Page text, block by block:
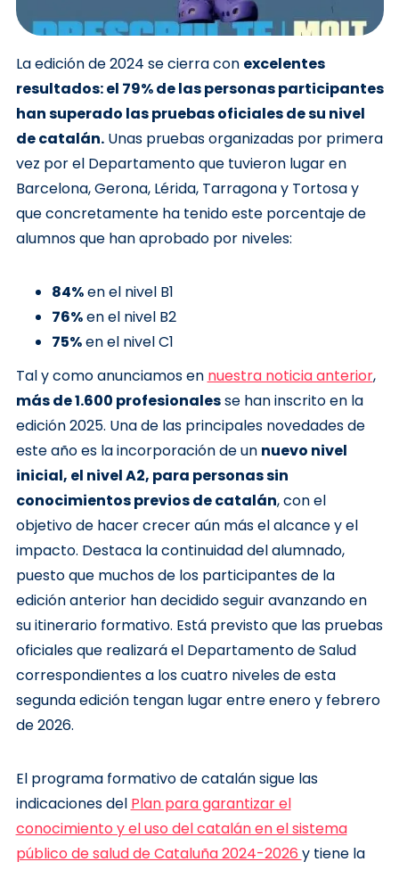
La edición de 2024 se cierra con excelentes
resultados: el 79% de las personas participantes
han superado las pruebas oficiales de su nivel
de catalán.Unas pruebas organizadas por primera
vez por el Departamento que tuvieron lugar en
Barcelona, ​​Gerona, Lérida, Tarragona y Tortosa y
que concretamente ha tenido este porcentaje de
alumnos que han aprobado por niveles:
84%en el nivel B1
76%en el nivel B2
75%en el nivel C1
Tal y como anunciamos en nuestra noticia anterior,
más de 1.600 profesionalesse han inscrito en la
edición 2025. Una de las principales novedades de
este año es la incorporación de un nuevo nivel
inicial, el nivel A2, para personas sin
conocimientos previos de catalán, con el
objetivo de hacer crecer aún más el alcance y el
impacto. Destaca la continuidad del alumnado,
puesto que muchos de los participantes de la
edición anterior han decidido seguir avanzando en
su itinerario formativo. Está previsto que las pruebas
oficiales que realizará el Departamento de Salud
correspondientes a los cuatro niveles de esta
segunda edición tengan lugar entre enero y febrero
de 2026.
El programa formativo de catalán sigue las
indicaciones del Plan para garantizar el
conocimiento y el uso del catalán en el sistema
público de salud de Cataluña 2024-2026 y tiene la